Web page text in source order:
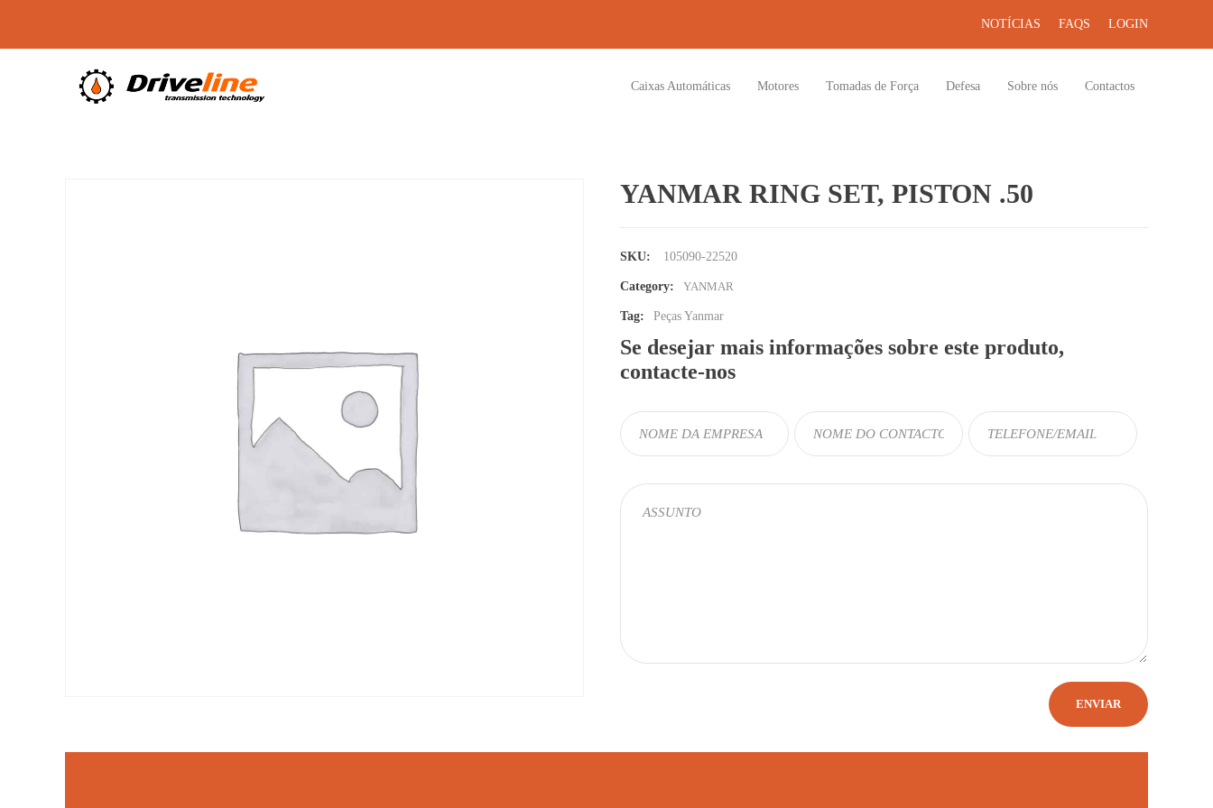
NOTÍCIAS FAQS LOGIN
Caixas Automáticas Motores Tomadas de Força Defesa Sobre nós Contactos
YANMAR RING SET, PISTON .50
SKU: 105090-22520
Category: YANMAR
Tag: Peças Yanmar
Se desejar mais informações sobre este produto,
contacte-nos